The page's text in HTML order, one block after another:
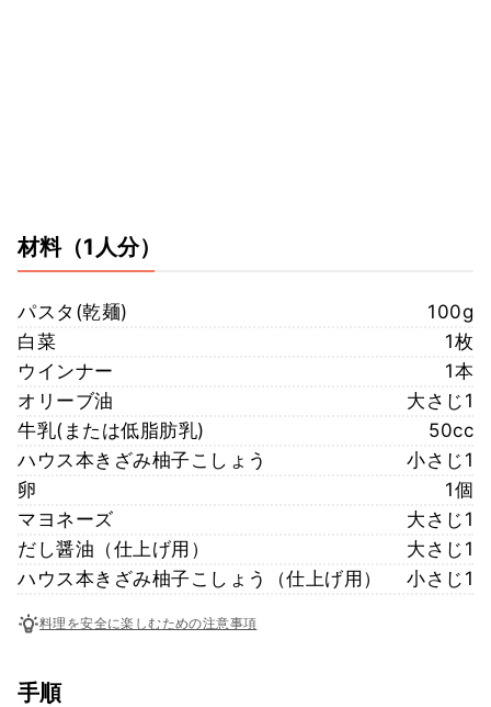
材料（1人分）
パスタ(乾麺)
100g
白菜
1枚
ウインナー
1本
オリーブ油
大さじ1
牛乳(または低脂肪乳)
50cc
ハウス本きざみ柚子こしょう
小さじ1
卵
1個
マヨネーズ
大さじ1
だし醤油（仕上げ用）
大さじ1
ハウス本きざみ柚子こしょう（仕上げ用）
小さじ1
料理を安全に楽しむための注意事項
手順